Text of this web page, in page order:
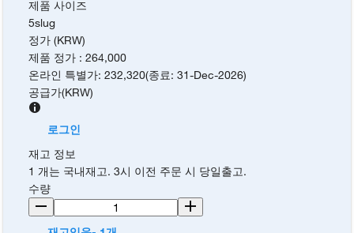
제품 사이즈
5slug
정가 (KRW)
제품 정가 :264,000
온라인 특별가:232,320(종료:31-Dec-2026)
공급가(KRW)
로그인
재고 정보
1 개는 국내재고. 3시 이전 주문 시 당일출고.
수량